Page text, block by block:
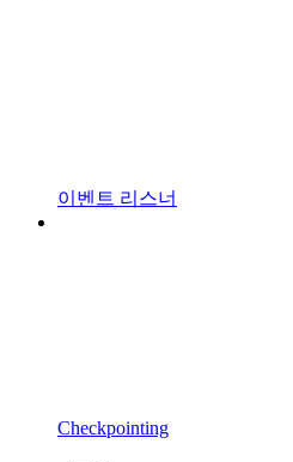
이벤트 리스너
Checkpointing